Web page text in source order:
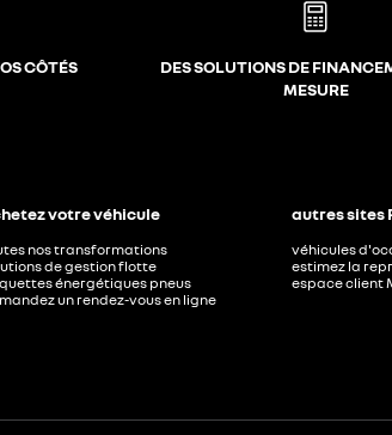
CÔTÉS
DES SOLUTIONS DE
MESURE
votre véhicule
nos transformations
de gestion flotte
énergétiques pneus
un rendez-vous en ligne
autres sites
véhicules
estimez la
espace client